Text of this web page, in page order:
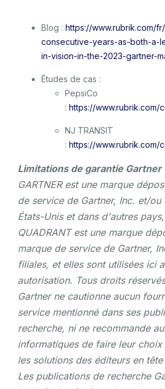
Blog : https://www.rubrik.com/
consecutive-years-as-both-a-
in-vision-in-the-2023-gartner-
Études de cas :
PepsiCo
: https://www.rubrik.com/
NJ TRANSIT
: https://www.rubrik.com/
Limitations de garantie Gartner
GARTNER est une marque
de service de Gartner, Inc. et/ou
États-Unis et dans d'autres
QUADRANT est une marque
marque de service de Gartner,
filiales, et elles sont utilisées ici
autorisation. Tous droits
Gartner ne cautionne aucun
service mentionné dans ses
recherche, ni ne recommande
informatiques de faire leur choix
les solutions des éditeurs en
Les publications de recherche